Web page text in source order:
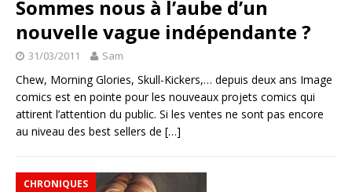
Sommes nous à l’aube d’un
nouvelle vague indépendante ?
31/03/2011 Sam
Chew, Morning Glories, Skull-Kickers,… depuis deux ans Image
comics est en pointe pour les nouveaux projets comics qui
attirent l’attention du public. Si les ventes ne sont pas encore
au niveau des best sellers de […]
CHRONIQUES